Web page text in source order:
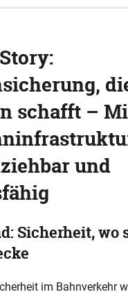
schafft –
und
Sicherheit, wo
im Bahnverkehr